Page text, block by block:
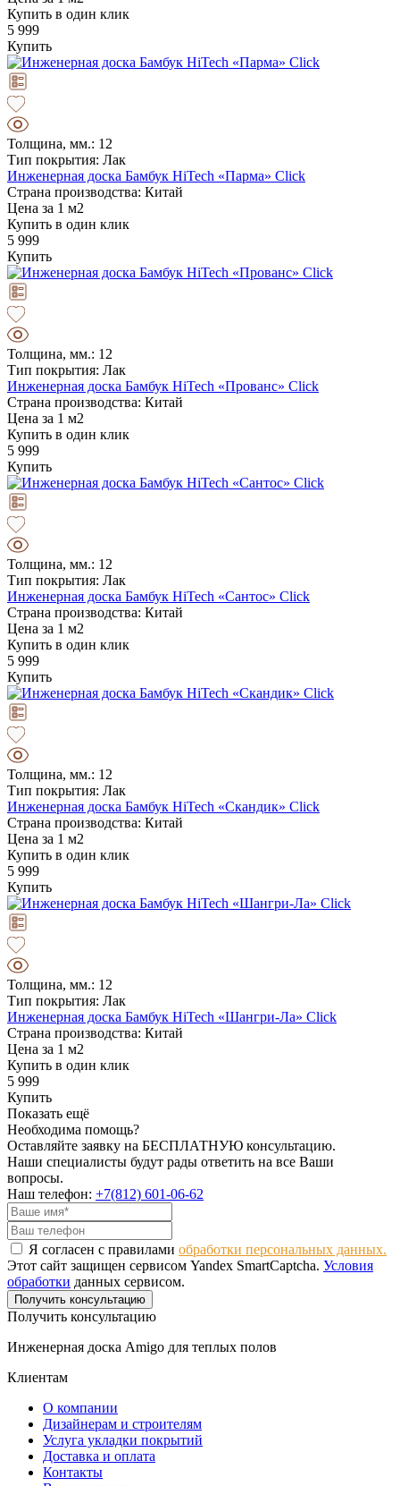
Купить в один клик
5 999
Купить
Толщина, мм.: 12
Тип покрытия: Лак
Инженерная доска Бамбук HiTech «Парма» Click
Страна производства: Китай
Цена за 1 м2
Купить в один клик
5 999
Купить
Толщина, мм.: 12
Тип покрытия: Лак
Инженерная доска Бамбук HiTech «Прованс» Click
Страна производства: Китай
Цена за 1 м2
Купить в один клик
5 999
Купить
Толщина, мм.: 12
Тип покрытия: Лак
Инженерная доска Бамбук HiTech «Сантос» Click
Страна производства: Китай
Цена за 1 м2
Купить в один клик
5 999
Купить
Толщина, мм.: 12
Тип покрытия: Лак
Инженерная доска Бамбук HiTech «Скандик» Click
Страна производства: Китай
Цена за 1 м2
Купить в один клик
5 999
Купить
Толщина, мм.: 12
Тип покрытия: Лак
Инженерная доска Бамбук HiTech «Шангри-Ла» Click
Страна производства: Китай
Цена за 1 м2
Купить в один клик
5 999
Купить
Показать ещё
Необходима помощь?
Оставляйте заявку на БЕСПЛАТНУЮ консультацию.
Наши специалисты будут рады ответить на все Ваши
вопросы.
Наш телефон: +7(812) 601-06-62
Я согласен с правилами обработки персональных данных.
Этот сайт защищен сервисом Yandex SmartCaptcha. Условия
обработки данных сервисом.
Получить консультацию
Получить консультацию
Инженерная доска Amigo для теплых полов
Клиентам
О компании
Дизайнерам и строителям
Услуга укладки покрытий
Доставка и оплата
Контакты